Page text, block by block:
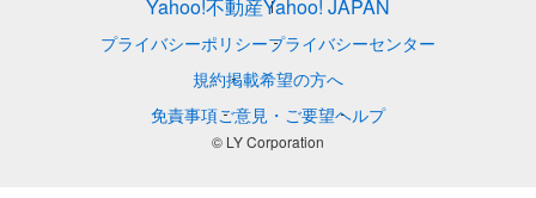
Yahoo!不動産Yahoo! JAPAN
プライバシーポリシープライバシーセンター
規約掲載希望の方へ
免責事項ご意見・ご要望ヘルプ
© LY Corporation